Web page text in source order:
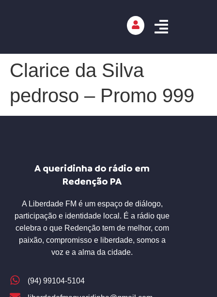
Clarice da Silva
pedroso – Promo 999
A queridinha do rádio em
Redenção PA
A Liberdade FM é um espaço de diálogo,
participação e identidade local. É a rádio que
celebra o que Redenção tem de melhor, com
paixão, compromisso e liberdade, somos a
voz e a alma da cidade.
(94) 99104-5104